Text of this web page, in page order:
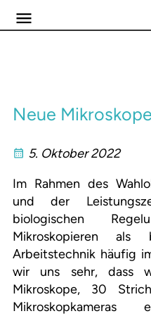
Neue
5. Oktober 2022
Im Rahmen des
und der
biologischen
Mikroskopieren als
Arbeitstechnik häufig
wir uns sehr, dass
Mikroskope, 30